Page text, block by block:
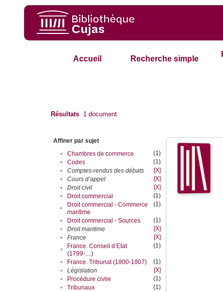
Accueil Recherche simple
Résultats 1 document
Affiner par sujet
•
Chambres de commerce
(1)
•
Codes
(1)
•
Comptes-rendus des débats
[X]
•
Cours d’appel
[X]
•
Droit civil
[X]
•
Droit commercial
(1)
•
Droit commercial - Commerce
maritime
(1)
• Droit commercial - Sources
(1)
•
Droit maritime
[X]
•
France
[X]
•
France. Conseil d’Etat
(1799-....)
(1)
• France. Tribunat (1800-1807)
(1)
•
Législation
[X]
•
Procédure civile
(1)
•
Tribunaux
(1)